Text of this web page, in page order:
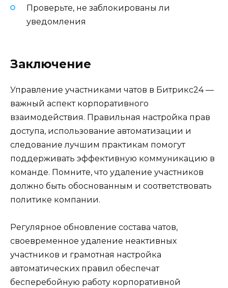
Проверьте, не заблокированы ли
уведомления
Заключение
Управление участниками чатов в Битрикс24 —
важный аспект корпоративного
взаимодействия. Правильная настройка прав
доступа, использование автоматизации и
следование лучшим практикам помогут
поддерживать эффективную коммуникацию в
команде. Помните, что удаление участников
должно быть обоснованным и соответствовать
политике компании.
Регулярное обновление состава чатов,
своевременное удаление неактивных
участников и грамотная настройка
автоматических правил обеспечат
бесперебойную работу корпоративной